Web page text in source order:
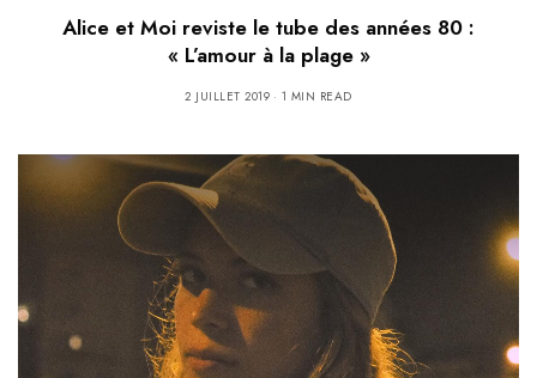
Alice et Moi reviste le tube des années 80 :
« L’amour à la plage »
2 JUILLET 2019 1 MIN READ